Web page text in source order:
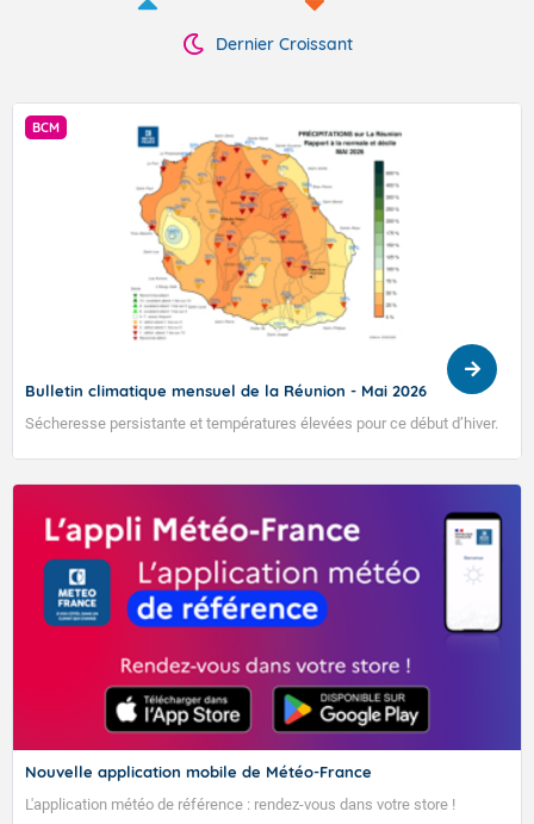
Dernier Croissant
BCM
Bulletin climatique mensuel de la Réunion - Mai 2026
Sécheresse persistante et températures élevées pour ce début d’hiver.
Nouvelle application mobile de Météo-France
L'application météo de référence : rendez-vous dans votre store !